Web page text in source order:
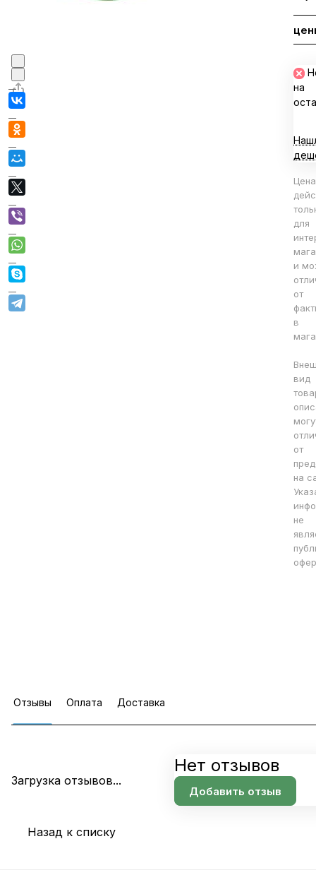
Запрос
на
Цена
для
и
от
в
вид
от
на
не
Отзывы Оплата Доставка
Загрузка отзывов...
Нет отзывов
Добавить отзыв
Назад к списку